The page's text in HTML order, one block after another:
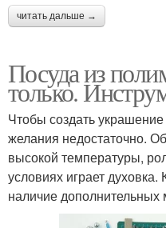
читать дальше →
Посуда из
только.
Чтобы создать
желания недостаточно.
высокой температуры,
условиях играет духовка.
наличие дополнительных